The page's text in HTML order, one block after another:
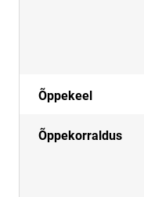
Õppekeel
Õppekorraldus